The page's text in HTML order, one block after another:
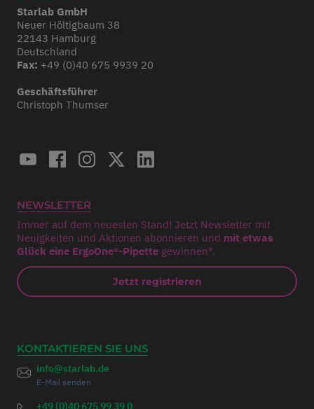
Starlab GmbH
Neuer Höltigbaum 38
22143 Hamburg
Deutschland
Fax: +49 (0)40 675 9939 20
Geschäftsführer
Christoph Thumser
NEWSLETTER
Immer auf dem neuesten Stand! Jetzt Newsletter mit
Neuigkeiten und Aktionen abonnieren und mit etwas
Glück eine ErgoOne®-Pipette gewinnen*.
Jetzt registrieren
KONTAKTIEREN SIE UNS
info@starlab.de
E-Mail senden
+49 (0)40 675 99 39 0